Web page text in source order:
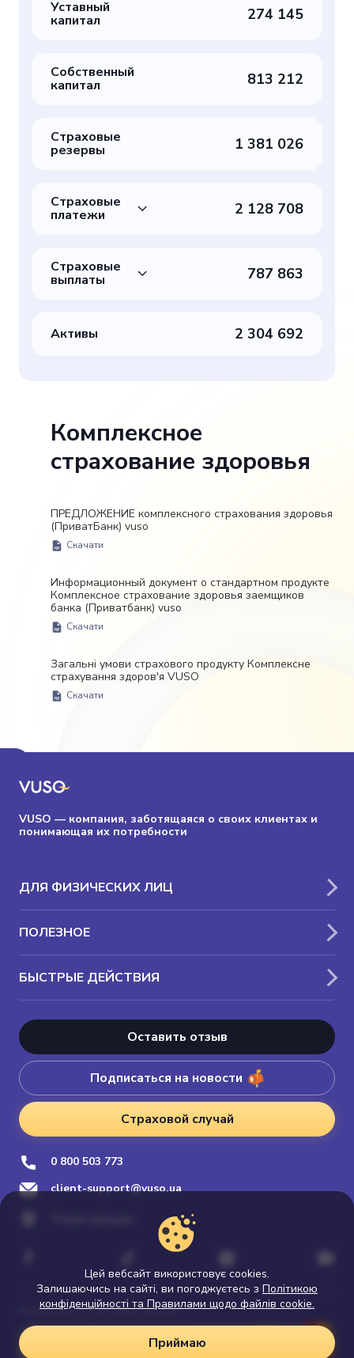
Уставный
капитал 274 145
Собственный
капитал 813 212
Страховые
резервы 1 381 026
Страховые
платежи 2 128 708
Страховые
выплаты 787 863
Активы 2 304 692
Комплексное
страхование здоровья
ПРЕДЛОЖЕНИЕ комплексного страхования здоровья
(ПриватБанк) vuso
Скачати
Информационный документ о стандартном продукте
Комплексное страхование здоровья заемщиков
банка (Приватбанк) vuso
Скачати
Загальні умови страхового продукту Комплексне
страхування здоров'я VUSO
Скачати
VUSO — компания, заботящаяся о своих клиентах и
понимающая их потребности
ДЛЯ ФИЗИЧЕСКИХ ЛИЦ
ПОЛЕЗНОЕ
БЫСТРЫЕ ДЕЙСТВИЯ
Оставить отзыв
Подписаться на новости
Страховой случай
0 800 503 773
client-support@vuso.ua
© 2026 Vuso.ua. All rights reserved
Политика конфиденциальности
Цей вебсайт використовує cookies.
Залишаючись на сайті, ви погоджуєтесь з Політикою
конфіденційності та Правилами щодо файлів cookie.
Приймаю